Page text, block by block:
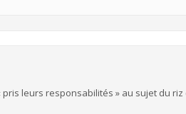
leurs responsabilités » au sujet du